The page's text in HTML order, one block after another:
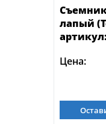
лапый
Цена: